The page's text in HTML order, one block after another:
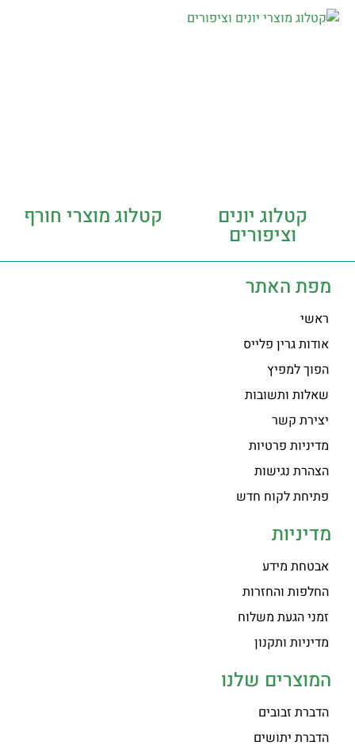
קטלוג יונים
וציפורים
קטלוג מוצרי חורף
מפת האתר
ראשי
אודות גרין פלייס
הפוך למפיץ
שאלות ותשובות
יצירת קשר
מדיניות פרטיות
הצהרת נגישות
פתיחת לקוח חדש
מדיניות
אבטחת מידע
החלפות והחזרות
זמני הגעת משלוח
מדיניות ותקנון
המוצרים שלנו
הדברת זבובים
הדברת יתושים